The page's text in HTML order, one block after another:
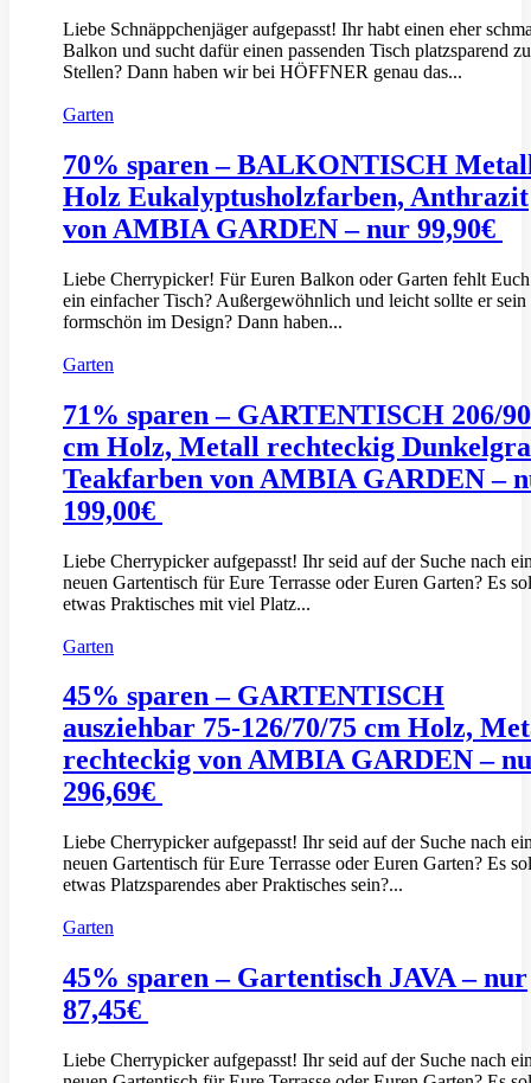
Liebe Schnäppchenjäger aufgepasst! Ihr habt einen eher
Balkon und sucht dafür einen passenden Tisch platzsparend
Stellen? Dann haben wir bei HÖFFNER genau das...
Garten
70% sparen – BALKONTISCH
Holz Eukalyptusholzfarben, Anthrazit
von AMBIA GARDEN – nur 99,90€
Liebe Cherrypicker! Für Euren Balkon oder Garten fehlt
ein einfacher Tisch? Außergewöhnlich und leicht sollte er sein
formschön im Design? Dann haben...
Garten
71% sparen – GARTENTISCH 206/
cm Holz, Metall rechteckig
Teakfarben von AMBIA GARDEN –
199,00€
Liebe Cherrypicker aufgepasst! Ihr seid auf der Suche nach
neuen Gartentisch für Eure Terrasse oder Euren Garten? Es
etwas Praktisches mit viel Platz...
Garten
45% sparen – GARTENTISCH
ausziehbar 75-126/70/75 cm Holz,
rechteckig von AMBIA GARDEN –
296,69€
Liebe Cherrypicker aufgepasst! Ihr seid auf der Suche nach
neuen Gartentisch für Eure Terrasse oder Euren Garten? Es
etwas Platzsparendes aber Praktisches sein?...
Garten
45% sparen – Gartentisch JAVA – nur
87,45€
Liebe Cherrypicker aufgepasst! Ihr seid auf der Suche nach